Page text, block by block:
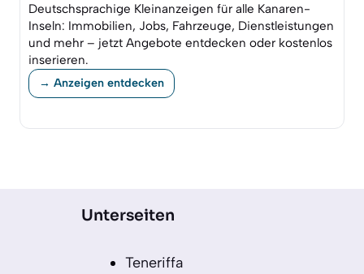
Deutschsprachige Kleinanzeigen für alle Kanaren-
Inseln: Immobilien, Jobs, Fahrzeuge, Dienstleistungen
und mehr – jetzt Angebote entdecken oder kostenlos
inserieren.
→ Anzeigen entdecken
Unterseiten
Teneriffa